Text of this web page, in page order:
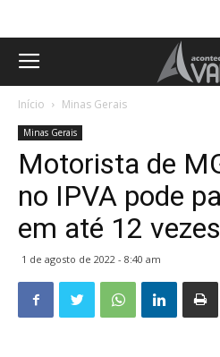
Início Minas Gerais
Minas Gerais
Motorista de
no IPVA pode
em até 12 vezes
1 de agosto de 2022 - 8:40 am